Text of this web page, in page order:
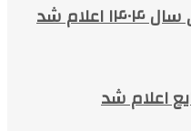
شد
اعلام شد